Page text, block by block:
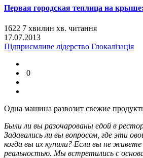
Первая городская теплица на
1622 7 хвилин хв. читання
17.07.2013
Підприємливе лідерство Глокалізація
0
Одна машина развозит свежие
Были ли вы разочарованы едой в
Задавались ли вы вопросом, где эти
когда вы их купили? Если вы не
реальностью. Мы встретились с